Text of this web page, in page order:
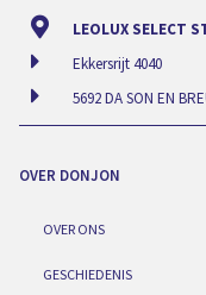
LEOLUX SELECT
Ekkersrijt 4040
5692 DA SON EN
OVER DONJON
OVER ONS
GESCHIEDENIS